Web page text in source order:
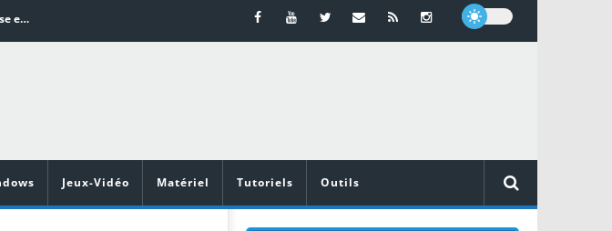
Word en PDF : les outils qui respectent la mise en page
de la marque
Jeux-Vidéo Matériel Tutoriels Outils